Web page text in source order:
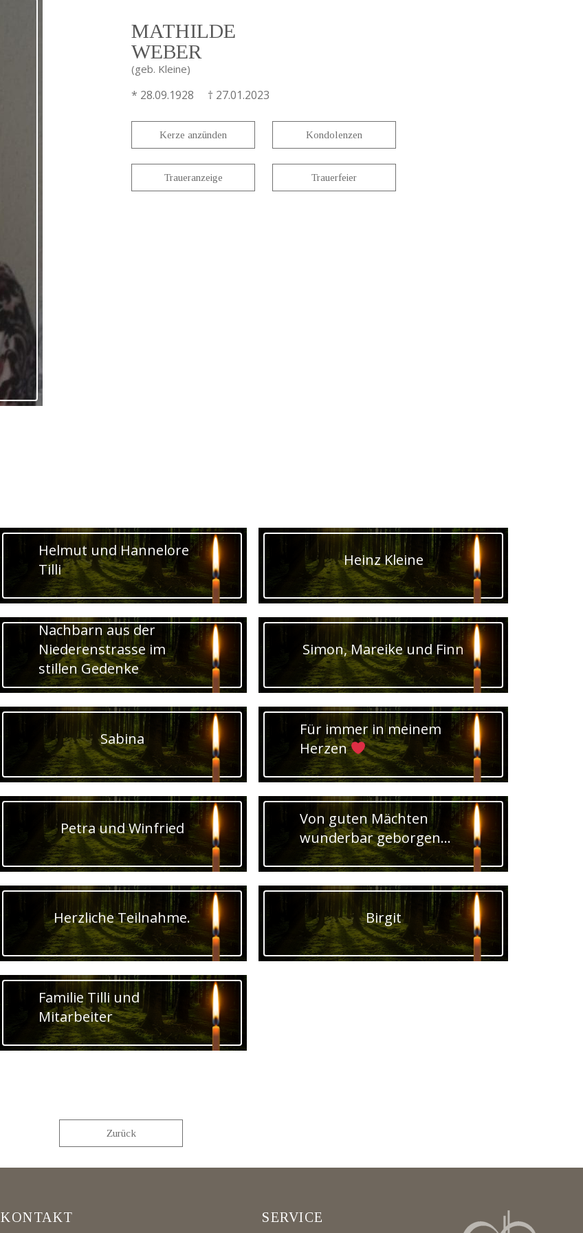
MATHILDE
WEBER
(geb. Kleine)
* 28.09.1928 † 27.01.2023
Kerze anzünden
Traueranzeige
Kondolenzen
Trauerfeier
Helmut und Hannelore
Tilli
Heinz Kleine
Nachbarn aus der
Niederenstrasse im
stillen Gedenke
Simon, Mareike und Finn
Sabina
Für immer in meinem
Herzen
Petra und Winfried
Von guten Mächten
wunderbar geborgen...
Herzliche Teilnahme. Birgit
Familie Tilli und
Mitarbeiter
Zurück
KONTAKT SERVICE